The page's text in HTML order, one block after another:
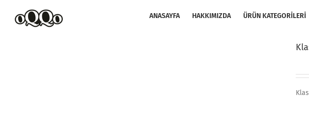
content
ANASAYFA HAKKIMIZDA ÜRÜN KATEGORİLERİ